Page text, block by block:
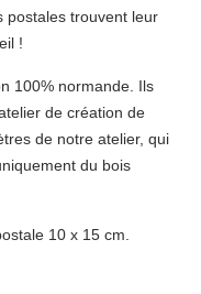
postales trouvent leur
!
100% normande. Ils
de création de
de notre atelier, qui
du bois
10 x 15 cm.